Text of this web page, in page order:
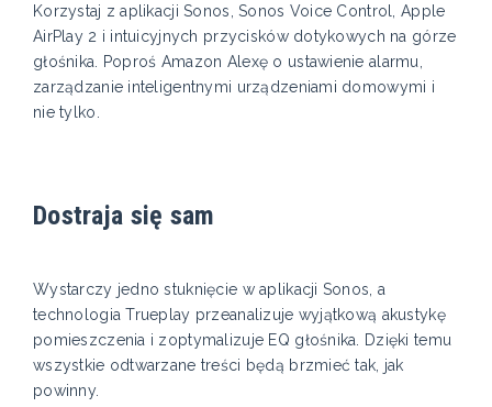
Korzystaj z aplikacji Sonos, Sonos Voice Control, Apple
AirPlay 2 i intuicyjnych przycisków dotykowych na górze
głośnika. Poproś Amazon Alexę o ustawienie alarmu,
zarządzanie inteligentnymi urządzeniami domowymi i
nie tylko.
Dostraja się sam
Wystarczy jedno stuknięcie w aplikacji Sonos, a
technologia Trueplay przeanalizuje wyjątkową akustykę
pomieszczenia i zoptymalizuje EQ głośnika. Dzięki temu
wszystkie odtwarzane treści będą brzmieć tak, jak
powinny.